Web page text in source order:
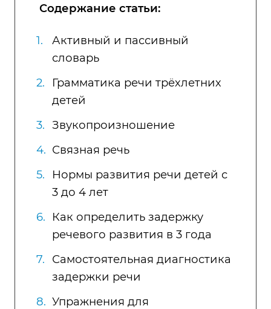
Содержание статьи:
Активный и пассивный
словарь
Грамматика речи трёхлетних
детей
Звукопроизношение
Связная речь
Нормы развития речи детей с
3 до 4 лет
Как определить задержку
речевого развития в 3 года
Самостоятельная диагностика
задержки речи
Упражнения для